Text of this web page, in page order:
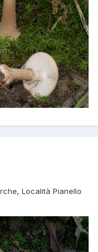
Località Pianello